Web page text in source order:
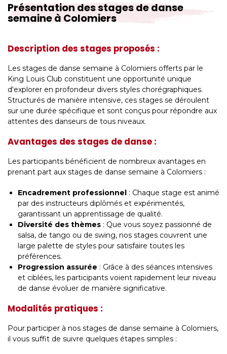
Présentation des stages de danse
semaine à Colomiers
Description des stages proposés :
Les stages de danse semaine à Colomiers offerts par le
King Louis Club constituent une opportunité unique
d'explorer en profondeur divers styles chorégraphiques.
Structurés de manière intensive, ces stages se déroulent
sur une durée spécifique et sont conçus pour répondre aux
attentes des danseurs de tous niveaux.
Avantages des stages de danse :
Les participants bénéficient de nombreux avantages en
prenant part aux stages de danse semaine à Colomiers :
Encadrement professionnel : Chaque stage est animé
par des instructeurs diplômés et expérimentés,
garantissant un apprentissage de qualité.
Diversité des thèmes : Que vous soyez passionné de
salsa, de tango ou de swing, nos stages couvrent une
large palette de styles pour satisfaire toutes les
préférences.
Progression assurée : Grâce à des séances intensives
et ciblées, les participants voient rapidement leur niveau
de danse évoluer de manière significative.
Modalités pratiques :
Pour participer à nos stages de danse semaine à Colomiers,
il vous suffit de suivre quelques étapes simples :